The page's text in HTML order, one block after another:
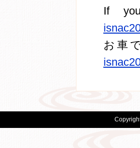
If
お車